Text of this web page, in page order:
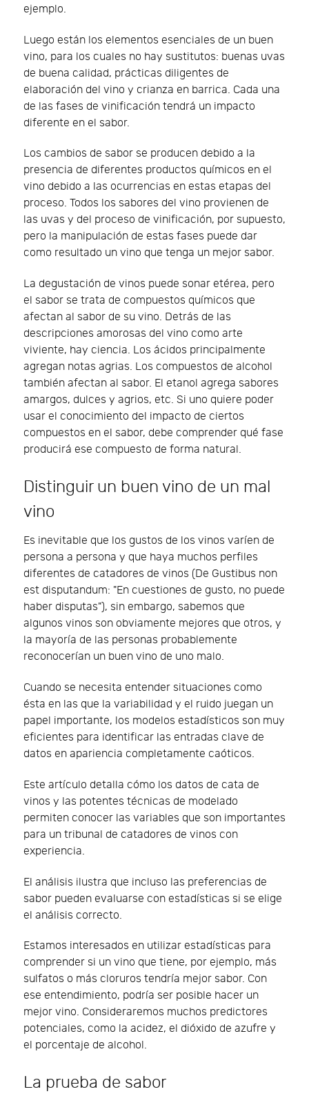
ejemplo.
Luego están los elementos esenciales de un buen
vino, para los cuales no hay sustitutos: buenas uvas
de buena calidad, prácticas diligentes de
elaboración del vino y crianza en barrica. Cada una
de las fases de vinificación tendrá un impacto
diferente en el sabor.
Los cambios de sabor se producen debido a la
presencia de diferentes productos químicos en el
vino debido a las ocurrencias en estas etapas del
proceso. Todos los sabores del vino provienen de
las uvas y del proceso de vinificación, por supuesto,
pero la manipulación de estas fases puede dar
como resultado un vino que tenga un mejor sabor.
La degustación de vinos puede sonar etérea, pero
el sabor se trata de compuestos químicos que
afectan al sabor de su vino. Detrás de las
descripciones amorosas del vino como arte
viviente, hay ciencia. Los ácidos principalmente
agregan notas agrias. Los compuestos de alcohol
también afectan al sabor. El etanol agrega sabores
amargos, dulces y agrios, etc. Si uno quiere poder
usar el conocimiento del impacto de ciertos
compuestos en el sabor, debe comprender qué fase
producirá ese compuesto de forma natural.
Distinguir un buen vino de un mal
vino
Es inevitable que los gustos de los vinos varíen de
persona a persona y que haya muchos perfiles
diferentes de catadores de vinos (De Gustibus non
est disputandum: "En cuestiones de gusto, no puede
haber disputas"), sin embargo, sabemos que
algunos vinos son obviamente mejores que otros, y
la mayoría de las personas probablemente
reconocerían un buen vino de uno malo.
Cuando se necesita entender situaciones como
ésta en las que la variabilidad y el ruido juegan un
papel importante, los modelos estadísticos son muy
eficientes para identificar las entradas clave de
datos en apariencia completamente caóticos.
Este artículo detalla cómo los datos de cata de
vinos y las potentes técnicas de modelado
permiten conocer las variables que son importantes
para un tribunal de catadores de vinos con
experiencia.
El análisis ilustra que incluso las preferencias de
sabor pueden evaluarse con estadísticas si se elige
el análisis correcto.
Estamos interesados ​​en utilizar estadísticas para
comprender si un vino que tiene, por ejemplo, más
sulfatos o más cloruros tendría mejor sabor. Con
ese entendimiento, podría ser posible hacer un
mejor vino. Consideraremos muchos predictores
potenciales, como la acidez, el dióxido de azufre y
el porcentaje de alcohol.
La prueba de sabor